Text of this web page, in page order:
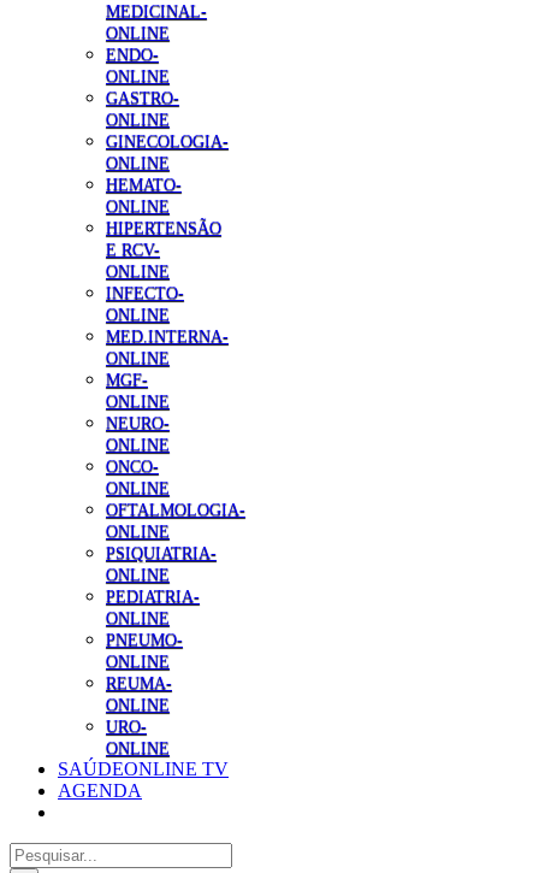
MEDICINAL-
ONLINE
ENDO-
ONLINE
GASTRO-
ONLINE
GINECOLOGIA-
ONLINE
HEMATO-
ONLINE
HIPERTENSÃO
E RCV-
ONLINE
INFECTO-
ONLINE
MED.INTERNA-
ONLINE
MGF-
ONLINE
NEURO-
ONLINE
ONCO-
ONLINE
OFTALMOLOGIA-
ONLINE
PSIQUIATRIA-
ONLINE
PEDIATRIA-
ONLINE
PNEUMO-
ONLINE
REUMA-
ONLINE
URO-
ONLINE
SAÚDEONLINE TV
AGENDA
Pesquisar